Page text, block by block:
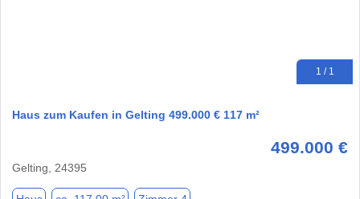
1 / 1
Haus zum Kaufen in Gelting 499.000 € 117 m²
499.000 €
Gelting, 24395